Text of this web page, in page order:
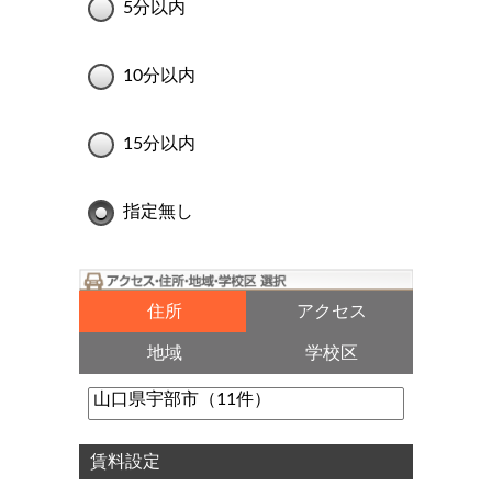
5分以内
10分以内
15分以内
指定無し
住所 アクセス
地域 学校区
賃料設定